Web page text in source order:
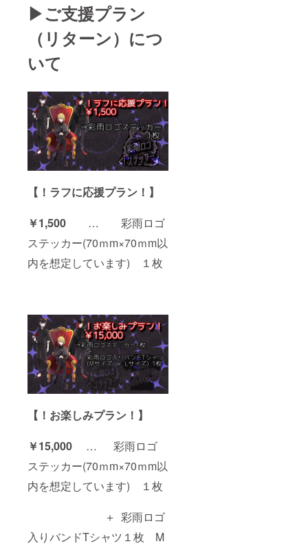
▶ご支援プラン
（リターン）につ
いて
【！ラフに応援プラン！】
￥1,500 … 彩雨ロゴ
ステッカー(70ｍm×70ｍm以
内を想定しています) １枚
【！お楽しみプラン！】
￥15,000 … 彩雨ロゴ
ステッカー(70ｍm×70ｍm以
内を想定しています) １枚
＋ 彩雨ロゴ
入りバンドTシャツ１枚 M